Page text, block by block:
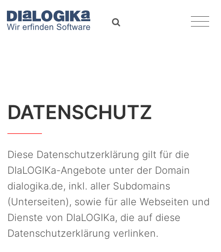
DIaLOGIKa search
DATENSCHUTZ
Diese Datenschutzerklärung gilt für die
DIaLOGIKa-Angebote unter der Domain
dialogika.de, inkl. aller Subdomains
(Unterseiten), sowie für alle Webseiten und
Dienste von DIaLOGIKa, die auf diese
Datenschutzerklärung verlinken.